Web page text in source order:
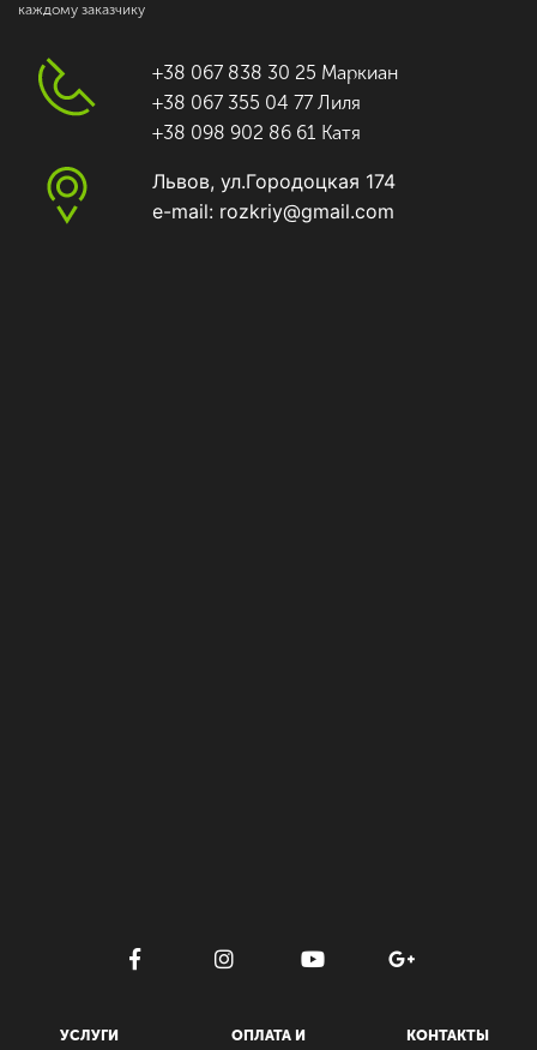
каждому заказчику
+38 067 838 30 25 Маркиан
+38 067 355 04 77 Лиля
+38 098 902 86 61 Катя
Львов, ул.Городоцкая 174
e-mail: rozkriy@gmail.com
УСЛУГИ ОПЛАТА И КОНТАКТЫ